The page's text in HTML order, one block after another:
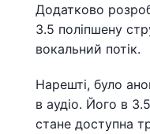
Додатково
3.5 поліпшену
вокальний потік.
Нарешті, було
в аудіо. Його в
стане доступна